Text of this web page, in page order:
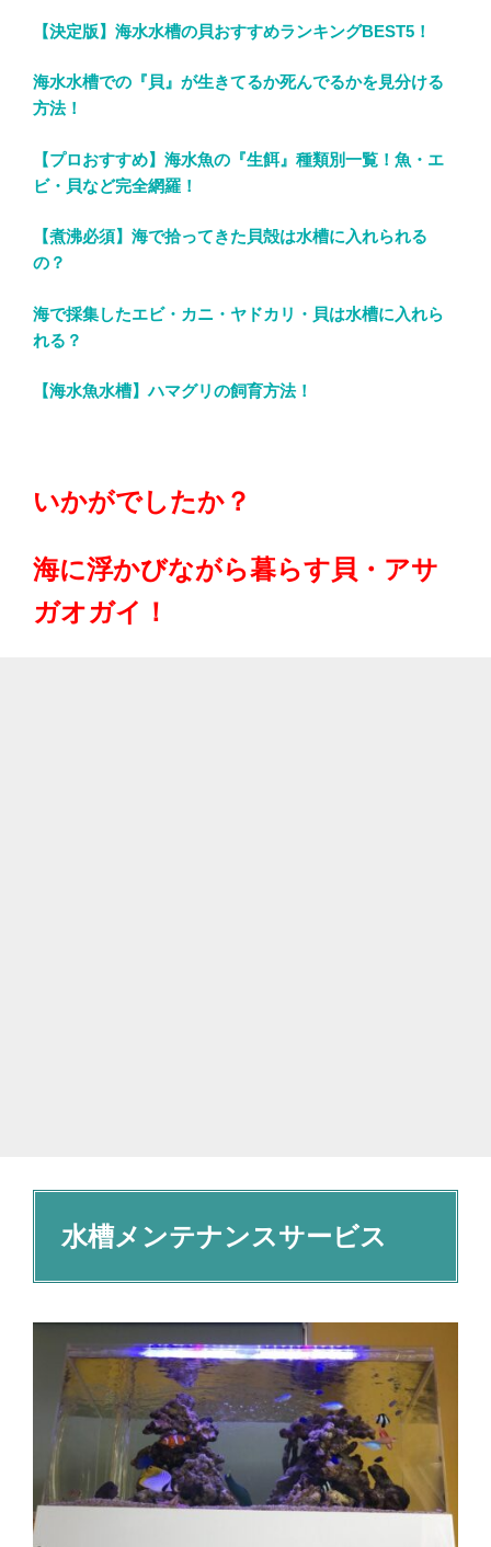
【決定版】海水水槽の貝おすすめランキングBEST5！
海水水槽での『貝』が生きてるか死んでるかを見分ける
方法！
【プロおすすめ】海水魚の『生餌』種類別一覧！魚・エ
ビ・貝など完全網羅！
【煮沸必須】海で拾ってきた貝殻は水槽に入れられる
の？
海で採集したエビ・カニ・ヤドカリ・貝は水槽に入れら
れる？
【海水魚水槽】ハマグリの飼育方法！
いかがでしたか？
海に浮かびながら暮らす貝・アサ
ガオガイ！
水槽メンテナンスサービス